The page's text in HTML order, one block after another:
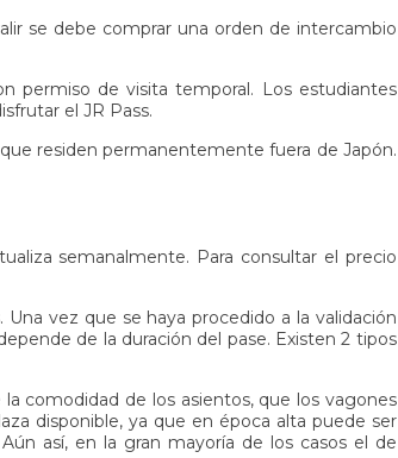
se debe comprar una orden de intercambio
permiso de visita temporal. Los estudiantes
el JR Pass.
residen permanentemente fuera de Japón.
semanalmente. Para consultar el precio
Una vez que se haya procedido a la validación
de la duración del pase. Existen 2 tipos
comodidad de los asientos, que los vagones
disponible, ya que en época alta puede ser
así, en la gran mayoría de los casos el de